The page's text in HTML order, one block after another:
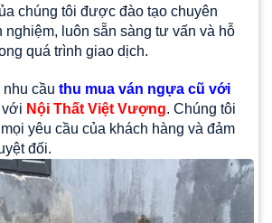
chúng tôi được đào tạo chuyên
nghiệm, luôn sẵn sàng tư vấn và hỗ
quá trình giao dịch.
nhu cầu thu mua ván ngựa cũ với
với Nội Thất Việt Vượng. Chúng tôi
yêu cầu của khách hàng và đảm
đối.